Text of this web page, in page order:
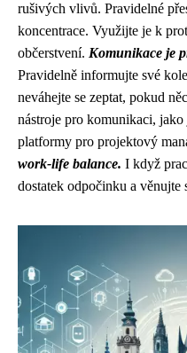
rušivých vlivů. Pravidelné
koncentrace. Využijte je k
občerstvení. Komunikace je
Pravidelně informujte své
neváhejte se zeptat, pokud
nástroje pro komunikaci,
platformy pro projektový
work-life balance. I když
dostatek odpočinku a věnujte